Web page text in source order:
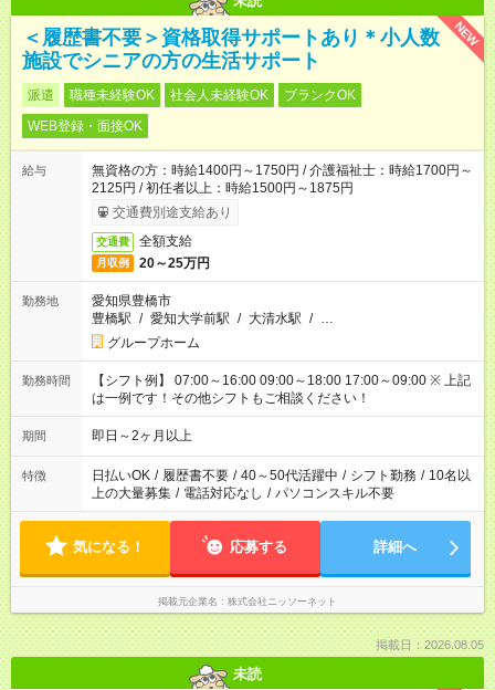
NEW
＜履歴書不要＞資格取得サポートあり＊小人数
施設でシニアの方の生活サポート
派遣 職種未経験OK 社会人未経験OK
ブランクOK
WEB登録・面接OK
給与
無資格の方：時給1400円～1750円 / 介護福祉士：時給1700円～
2125円 / 初任者以上：時給1500円～1875円
交通費別途支給あり
交通費 全額支給
月収例 20～25万円
勤務地
愛知県豊橋市
豊橋駅 / 愛知大学前駅 / 大清水駅 / …
グループホーム
勤務時間
【シフト例】 07:00～16:00 09:00～18:00 17:00～09:00 ※ 上記
は一例です！その他シフトもご相談ください！
期間 即日～2ヶ月以上
特徴 日払いOK / 履歴書不要 / 40～50代活躍中 / シフト勤務 / 10名以
上の大量募集 / 電話対応なし / パソコンスキル不要
気になる！ 応募する 詳細へ
掲載元企業名 株式会社ニッソーネット
掲載日：2026.08.05
未読